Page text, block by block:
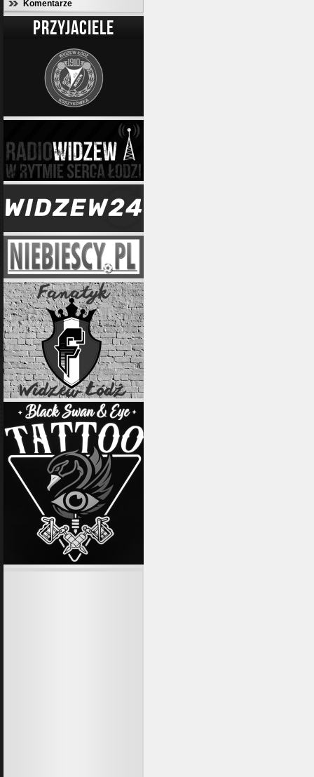
Komentarze
PRZYJACIELE